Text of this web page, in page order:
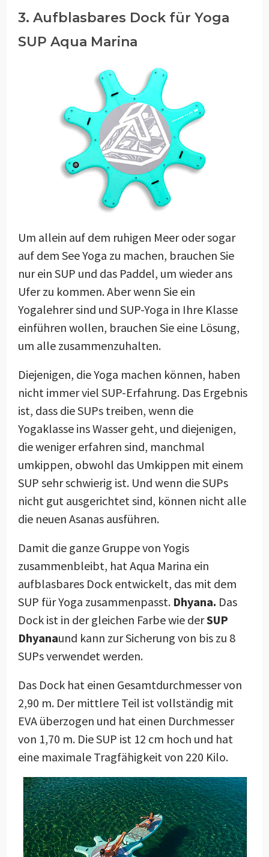
3. Aufblasbares Dock für Yoga
SUP Aqua Marina
Um allein auf dem ruhigen Meer oder sogar
auf dem See Yoga zu machen, brauchen Sie
nur ein SUP und das Paddel, um wieder ans
Ufer zu kommen. Aber wenn Sie ein
Yogalehrer sind und SUP-Yoga in Ihre Klasse
einführen wollen, brauchen Sie eine Lösung,
um alle zusammenzuhalten.
Diejenigen, die Yoga machen können, haben
nicht immer viel SUP-Erfahrung. Das Ergebnis
ist, dass die SUPs treiben, wenn die
Yogaklasse ins Wasser geht, und diejenigen,
die weniger erfahren sind, manchmal
umkippen, obwohl das Umkippen mit einem
SUP sehr schwierig ist. Und wenn die SUPs
nicht gut ausgerichtet sind, können nicht alle
die neuen Asanas ausführen.
Damit die ganze Gruppe von Yogis
zusammenbleibt, hat Aqua Marina ein
aufblasbares Dock entwickelt, das mit dem
SUP für Yoga zusammenpasst. Dhyana. Das
Dock ist in der gleichen Farbe wie derSUP
Dhyanaund kann zur Sicherung von bis zu 8
SUPs verwendet werden.
Das Dock hat einen Gesamtdurchmesser von
2,90 m. Der mittlere Teil ist vollständig mit
EVA überzogen und hat einen Durchmesser
von 1,70 m. Die SUP ist 12 cm hoch und hat
eine maximale Tragfähigkeit von 220 Kilo.